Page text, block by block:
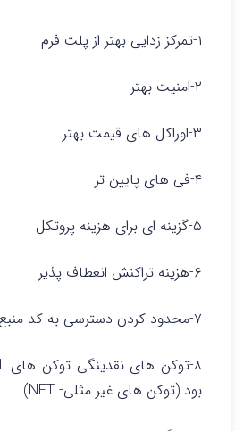
۱-تمرکز زدایی بهتر از پلت فرم
۲-امنیت بهتر
۳-اوراکل های قیمت بهتر
۴-فی های پایین تر
۵-گزینه ای برای هزینه پروتکل
۶-هزینه تراکنش انعطاف پذیر
۷-محدود کردن دسترسی به کد منبع با صدور مجوز
بود (توکن های غیر مثلی- NFT)